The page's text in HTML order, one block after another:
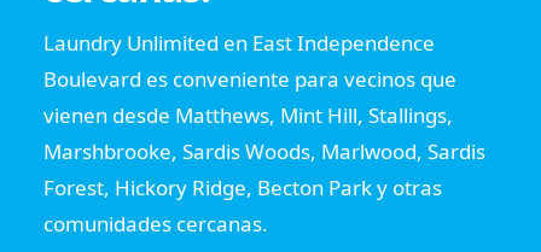
Laundry Unlimited en East Independence
Boulevard es conveniente para vecinos que
vienen desde Matthews, Mint Hill, Stallings,
Marshbrooke, Sardis Woods, Marlwood, Sardis
Forest, Hickory Ridge, Becton Park y otras
comunidades cercanas.